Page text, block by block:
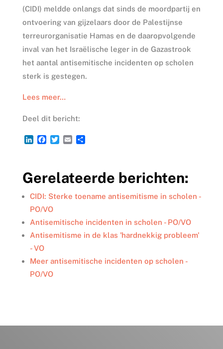
(CIDI) meldde onlangs dat sinds de moordpartij en
ontvoering van gijzelaars door de Palestijnse
terreurorganisatie Hamas en de daaropvolgende
inval van het Israëlische leger in de Gazastrook
het aantal antisemitische incidenten op scholen
sterk is gestegen.
Lees meer…
Deel dit bericht:
L
e
d
I
n
F
b
o
o
k
T
t
e
r
E
l
D
n
Gerelateerde berichten:
CIDI: Sterke toename antisemitisme in scholen -
PO/VO
Antisemitische incidenten in scholen - PO/VO
Antisemitisme in de klas 'hardnekkig probleem'
- VO
Meer antisemitische incidenten op scholen -
PO/VO